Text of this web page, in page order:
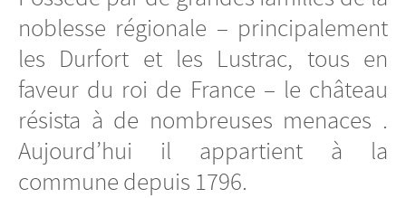
noblesse régionale – principalement
les Durfort et les Lustrac, tous en
faveur du roi de France – le château
résista à de nombreuses menaces .
Aujourd’hui il appartient à la
commune depuis 1796.